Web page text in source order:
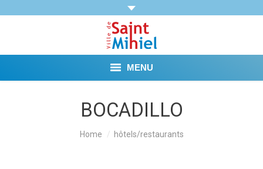
MENU
Agenda
Vie municipale
BOCADILLO
Home hôtels/restaurants